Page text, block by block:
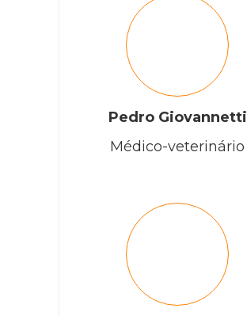
Pedro Giovannetti
Médico-veterinário